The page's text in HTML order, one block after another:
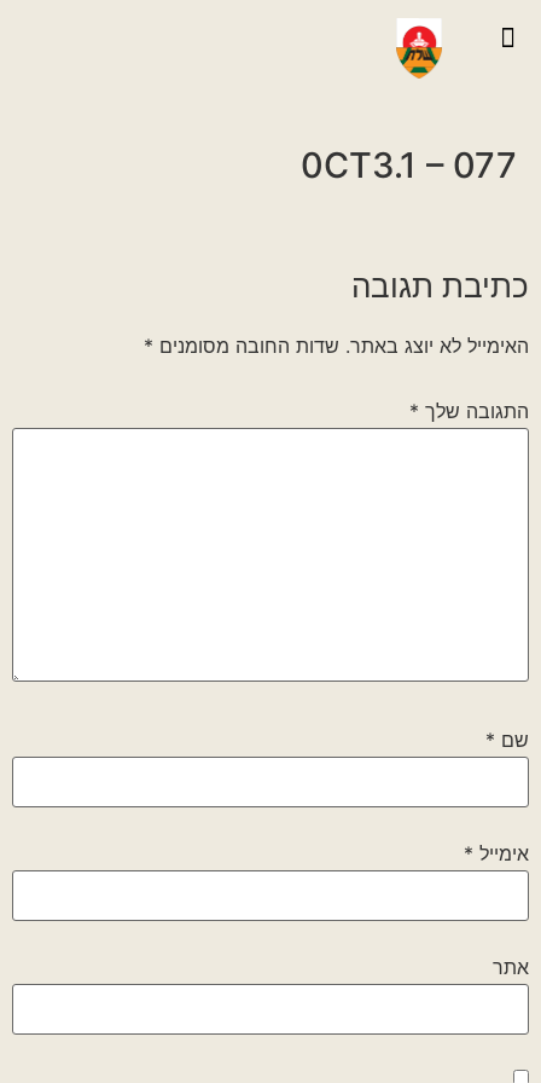
0CT3.1 – 077
כתיבת תגובה
האימייל לא יוצג באתר. שדות החובה מסומנים *
התגובה שלך *
שם *
אימייל *
אתר